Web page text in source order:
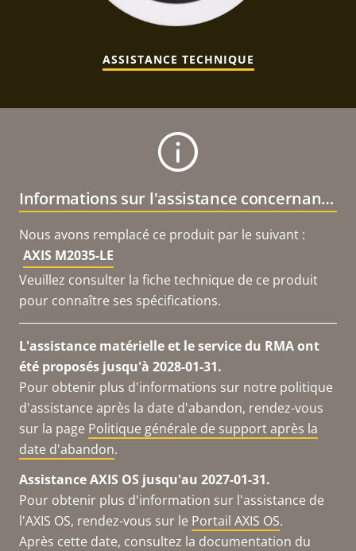
ASSISTANCE TECHNIQUE
Informations sur l'assistance concernant le produit
Nous avons remplacé ce produit par le suivant :
AXIS M2035-LE
Veuillez consulter la fiche technique de ce produit
pour connaître ses spécifications.
L'assistance matérielle et le service du RMA ont
été proposés jusqu'à 2028-01-31.
Pour obtenir plus d'informations sur notre politique
d'assistance après la date d'abandon, rendez-vous
sur la page Politique générale de support après la
date d'abandon.
Assistance AXIS OS jusqu'au 2027-01-31.
Pour obtenir plus d'information sur l'assistance de
l'AXIS OS, rendez-vous sur le Portail AXIS OS.
Après cette date, consultez la documentation du